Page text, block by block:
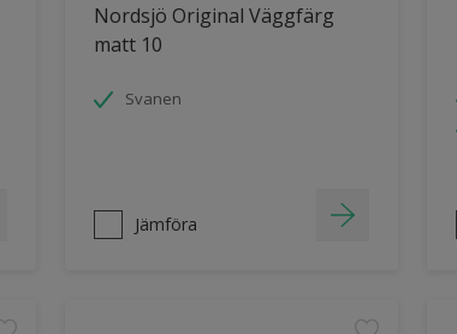
Nordsjö Original Väggfärg
matt 10
Svanen
Jämföra